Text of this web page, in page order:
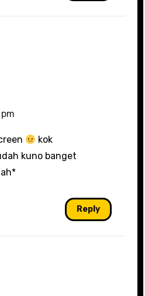
kok
kuno banget
Reply